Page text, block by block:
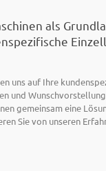
als
uns auf Ihre
und
gemeinsam eine
Sie von unseren